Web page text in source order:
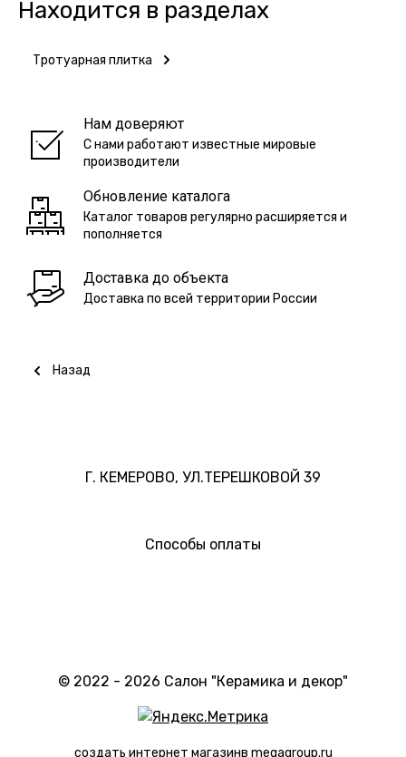
Находится в разделах
Тротуарная плитка
Нам доверяют
С нами работают известные мировые
производители
Обновление каталога
Каталог товаров регулярно расширяется и
пополняется
Доставка до объекта
Доставка по всей территории России
Назад
Г. КЕМЕРОВО, УЛ.ТЕРЕШКОВОЙ 39
Способы оплаты
© 2022 - 2026 Салон "Керамика и декор"
создать интернет магазинв megagroup.ru